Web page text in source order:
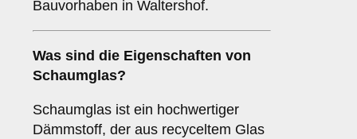
Bauvorhaben in Waltershof.
Was sind die Eigenschaften von
Schaumglas?
Schaumglas ist ein hochwertiger
Dämmstoff, der aus recyceltem Glas